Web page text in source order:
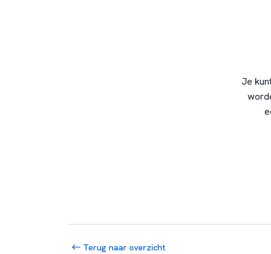
Je
Terug naar overzicht